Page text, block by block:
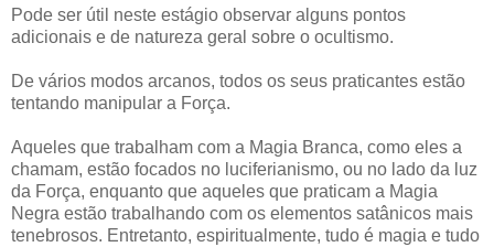
Pode ser útil neste estágio observar alguns pontos
adicionais e de natureza geral sobre o ocultismo.
De vários modos arcanos, todos os seus praticantes estão
tentando manipular a Força.
Aqueles que trabalham com a Magia Branca, como eles a
chamam, estão focados no luciferianismo, ou no lado da luz
da Força, enquanto que aqueles que praticam a Magia
Negra estão trabalhando com os elementos satânicos mais
tenebrosos. Entretanto, espiritualmente, tudo é magia e tudo